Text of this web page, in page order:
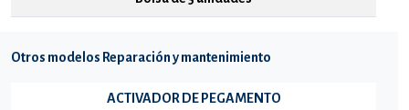
Otros modelos Reparación y mantenimiento
ACTIVADOR DE PEGAMENTO